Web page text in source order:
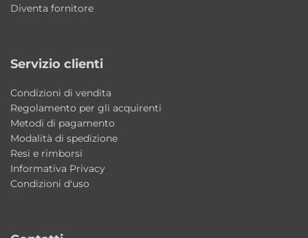
moderna che unisce design
ampia scelta di finiture per personalizzare il
bagno con stile.
Il lavabo è adatto a bagni piccoli o di
servizio?
disponibile.
Diventa fornitore
Servizio clienti
Condizioni di vendita
Regolamento per gli acquirenti
Metodi di pagamento
Modalità di spedizione
Resi e rimborsi
Informativa Privacy
Condizioni d'uso